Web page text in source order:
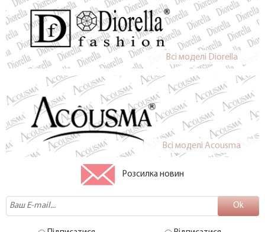
Всi моделi Diorella
Всi моделi Acousma
Розсилка новин